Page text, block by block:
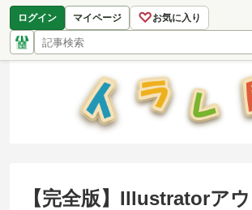
ログイン マイページ ♡お気に入り
【完全版】Illustratorア